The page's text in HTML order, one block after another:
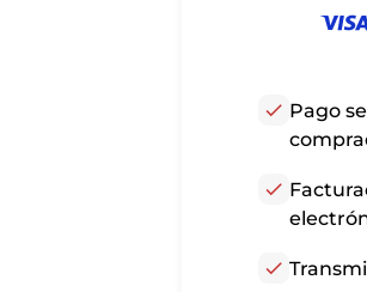
check Pago
check
check